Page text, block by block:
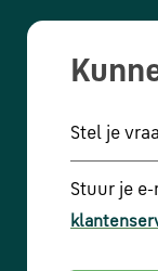
Stel je
Stuur je